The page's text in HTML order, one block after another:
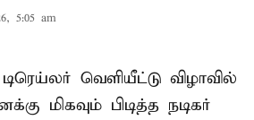
5:05 am
வெளியீட்டு விழாவில்
மிகவும் பிடித்த நடிகர்